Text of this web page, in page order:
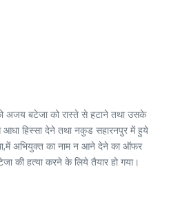
अजय बटेजा को रास्ते से हटाने तथा उसके
आधा हिस्सा देने तथा नकुड सहारनपुर में हुये
अभियुक्त का नाम न आने देने का ऑफर
की हत्या करने के लिये तैयार हो गया।